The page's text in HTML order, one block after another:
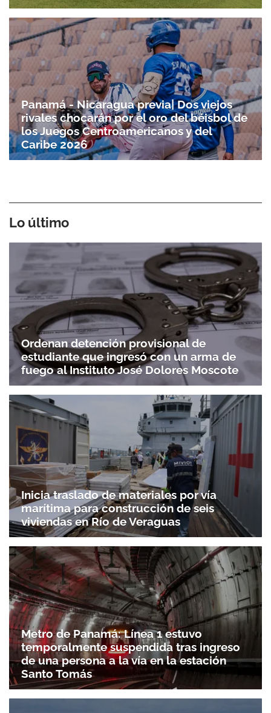
Panamá - Nicaragua previa| Dos viejos
rivales chocarán por el oro del béisbol de
los Juegos Centroamericanos y del
Caribe 2026
Lo último
Ordenan detención provisional de
estudiante que ingresó con un arma de
fuego al Instituto José Dolores Moscote
Inicia traslado de materiales por vía
marítima para construcción de seis
viviendas en Río de Veraguas
Metro de Panamá: Línea 1 estuvo
temporalmente suspendida tras ingreso
de una persona a la vía en la estación
Santo Tomás